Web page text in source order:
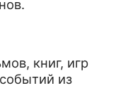
книг, игр
из